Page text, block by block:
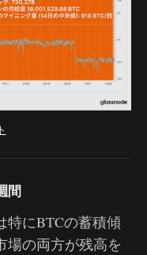
間
にBTCの蓄積傾
場の両方が残高を